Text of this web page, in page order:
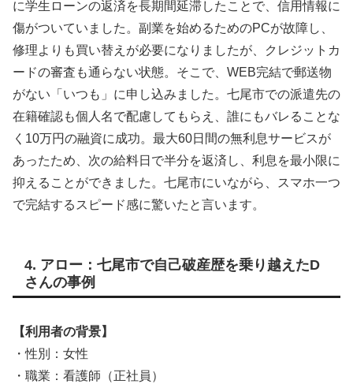
に学生ローンの返済を長期間延滞したことで、信用情報に
傷がついていました。副業を始めるためのPCが故障し、
修理よりも買い替えが必要になりましたが、クレジットカ
ードの審査も通らない状態。そこで、WEB完結で郵送物
がない「いつも」に申し込みました。七尾市での派遣先の
在籍確認も個人名で配慮してもらえ、誰にもバレることな
く10万円の融資に成功。最大60日間の無利息サービスが
あったため、次の給料日で半分を返済し、利息を最小限に
抑えることができました。七尾市にいながら、スマホ一つ
で完結するスピード感に驚いたと言います。
4. アロー：七尾市で自己破産歴を乗り越えたD
さんの事例
【利用者の背景】
・性別：女性
・職業：看護師（正社員）